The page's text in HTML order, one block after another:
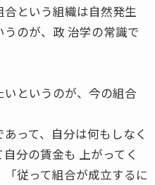
という組織は自然発生
のが、政 治学の常識で
というのが、今の組合
って、自分は何もしなく
分の賃金も 上がってく
従って組合が成立するに